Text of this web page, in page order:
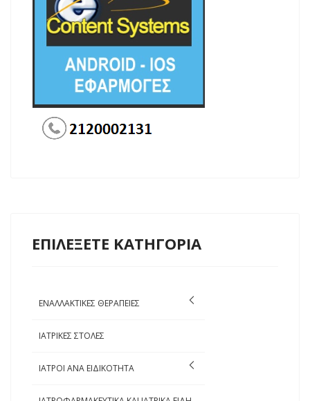
ΕΠΙΛΕΞΕΤΕ ΚΑΤΗΓΟΡΙΑ
ΕΝΑΛΛΑΚΤΙΚΕΣ ΘΕΡΑΠΕΙΕΣ
ΙΑΤΡΙΚΕΣ ΣΤΟΛΕΣ
ΙΑΤΡΟΙ ΑΝΑ ΕΙΔΙΚΟΤΗΤΑ